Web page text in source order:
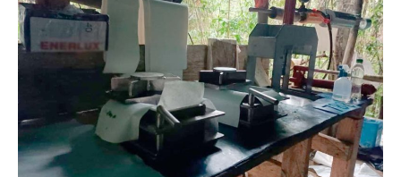
de
las
de
las
Farc
en